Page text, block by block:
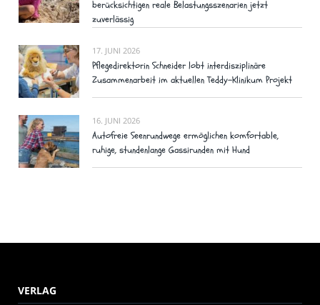
berücksichtigen reale Belastungsszenarien jetzt
zuverlässig
17. JUNI 2026
Pflegedirektorin Schneider lobt interdisziplinäre
Zusammenarbeit im aktuellen Teddy-Klinikum Projekt
16. JUNI 2026
Autofreie Seenrundwege ermöglichen komfortable,
ruhige, stundenlange Gassirunden mit Hund
VERLAG